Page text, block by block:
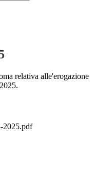
relativa alle'erogazione
2025.pdf